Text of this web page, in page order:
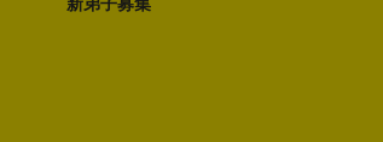
新弟子募集